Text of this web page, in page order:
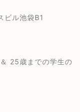
ル池袋B1
歳までの学生の